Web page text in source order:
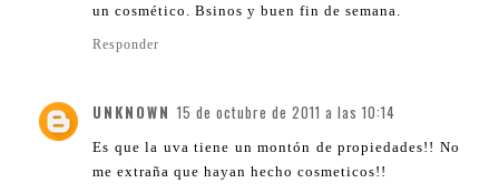
un cosmético. Bsinos y buen fin de semana.
Responder
UNKNOWN 15 de octubre de 2011 a las 10:14
Es que la uva tiene un montón de propiedades!! No
me extraña que hayan hecho cosmeticos!!